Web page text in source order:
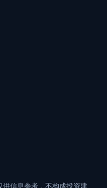
信息参考，不构成投资建